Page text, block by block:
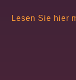
Lesen Sie hier